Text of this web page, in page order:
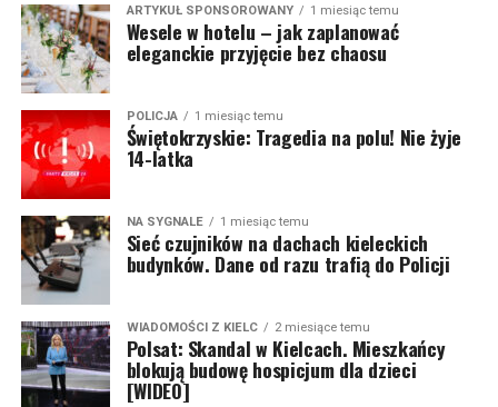
ARTYKUŁ SPONSOROWANY 1 miesiąc temu
Wesele w hotelu – jak zaplanować
eleganckie przyjęcie bez chaosu
POLICJA 1 miesiąc temu
Świętokrzyskie: Tragedia na polu! Nie żyje
14-latka
NA SYGNALE 1 miesiąc temu
Sieć czujników na dachach kieleckich
budynków. Dane od razu trafią do Policji
WIADOMOŚCI Z KIELC 2 miesiące temu
Polsat: Skandal w Kielcach. Mieszkańcy
blokują budowę hospicjum dla dzieci
[WIDEO]